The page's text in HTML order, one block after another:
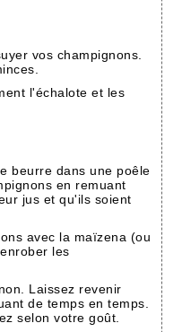
vos champignons.
l'échalote et les
beurre dans une poêle
en remuant
jus et qu'ils soient
avec la maïzena (ou
les
Laissez revenir
de temps en temps.
selon votre goût.